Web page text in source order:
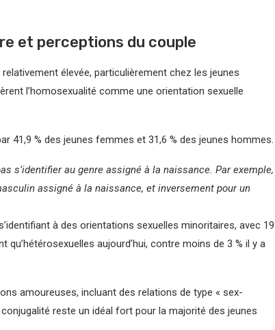
et perceptions du couple
élevée, particulièrement chez les jeunes
l’homosexualité comme une orientation sexuelle
41,9 % des jeunes femmes et 31,6 % des jeunes hommes.
s’identifier au genre assigné à la naissance. Par exemple,
assigné à la naissance, et inversement pour un
à des orientations sexuelles minoritaires, avec 19
aujourd’hui, contre moins de 3 % il y a
amoureuses, incluant des relations de type « sex-
reste un idéal fort pour la majorité des jeunes